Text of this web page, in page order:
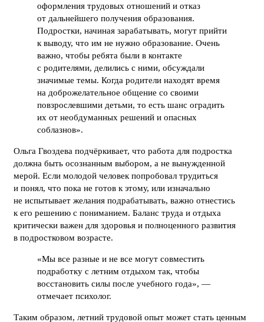
оформления трудовых отношений и отказ
от дальнейшего получения образования.
Подростки, начиная зарабатывать, могут прийти
к выводу, что им не нужно образование. Очень
важно, чтобы ребята были в контакте
с родителями, делились с ними, обсуждали
значимые темы. Когда родители находят время
на доброжелательное общение со своими
повзрослевшими детьми, то есть шанс оградить
их от необдуманных решений и опасных
соблазнов».
Ольга Гвоздева подчёркивает, что работа для подростка
должна быть осознанным выбором, а не вынужденной
мерой. Если молодой человек попробовал трудиться
и понял, что пока не готов к этому, или изначально
не испытывает желания подрабатывать, важно отнестись
к его решению с пониманием. Баланс труда и отдыха
критически важен для здоровья и полноценного развития
в подростковом возрасте.
«Мы все разные и не все могут совместить
подработку с летним отдыхом так, чтобы
восстановить силы после учебного года», —
отмечает психолог.
Таким образом, летний трудовой опыт может стать ценным